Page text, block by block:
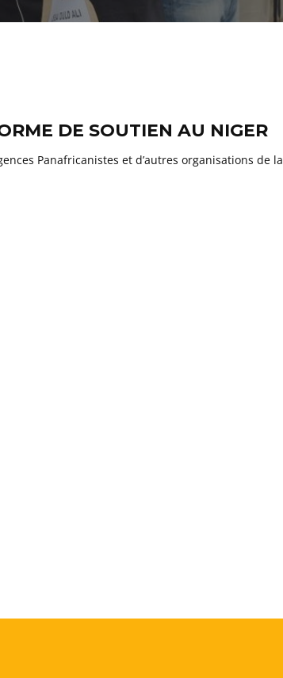
DE SOUTIEN AU NIGER
Panafricanistes et d’autres organisations de la